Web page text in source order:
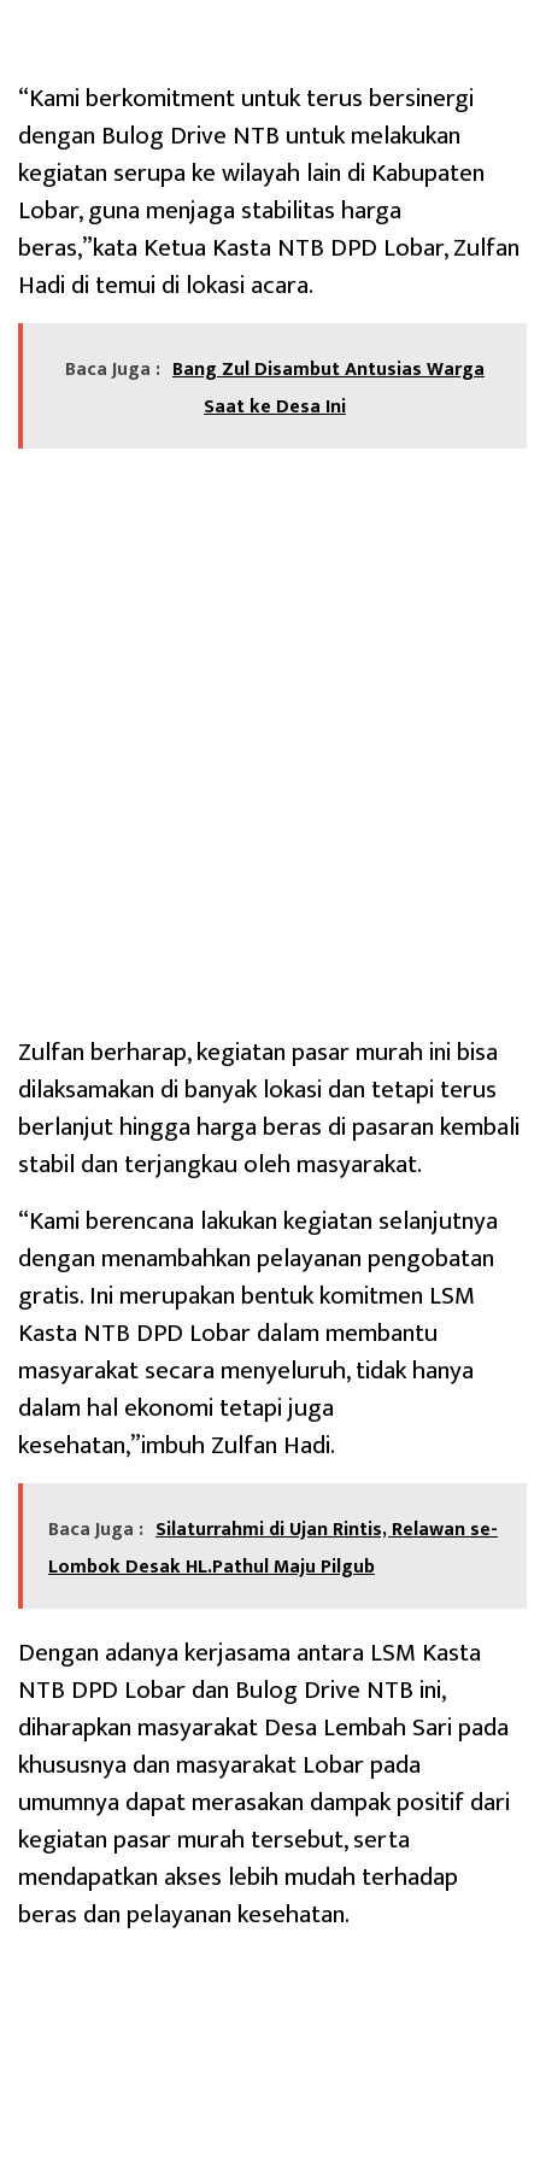
“Kami berkomitment untuk terus bersinergi
dengan Bulog Drive NTB untuk melakukan
kegiatan serupa ke wilayah lain di Kabupaten
Lobar, guna menjaga stabilitas harga
beras,”kata Ketua Kasta NTB DPD Lobar, Zulfan
Hadi di temui di lokasi acara.
Baca Juga : Bang Zul Disambut Antusias Warga
Saat ke Desa Ini
Zulfan berharap, kegiatan pasar murah ini bisa
dilaksamakan di banyak lokasi dan tetapi terus
berlanjut hingga harga beras di pasaran kembali
stabil dan terjangkau oleh masyarakat.
“Kami berencana lakukan kegiatan selanjutnya
dengan menambahkan pelayanan pengobatan
gratis. Ini merupakan bentuk komitmen LSM
Kasta NTB DPD Lobar dalam membantu
masyarakat secara menyeluruh, tidak hanya
dalam hal ekonomi tetapi juga
kesehatan,”imbuh Zulfan Hadi.
Baca Juga : Silaturrahmi di Ujan Rintis, Relawan se-
Lombok Desak HL.Pathul Maju Pilgub
Dengan adanya kerjasama antara LSM Kasta
NTB DPD Lobar dan Bulog Drive NTB ini,
diharapkan masyarakat Desa Lembah Sari pada
khususnya dan masyarakat Lobar pada
umumnya dapat merasakan dampak positif dari
kegiatan pasar murah tersebut, serta
mendapatkan akses lebih mudah terhadap
beras dan pelayanan kesehatan.